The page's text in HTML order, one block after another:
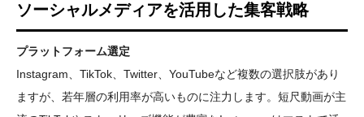
ソーシャルメディアを活用した集客戦略
プラットフォーム選定
Instagram、TikTok、Twitter、YouTubeなど複数の選択肢があり
ますが、若年層の利用率が高いものに注力します。短尺動画が主